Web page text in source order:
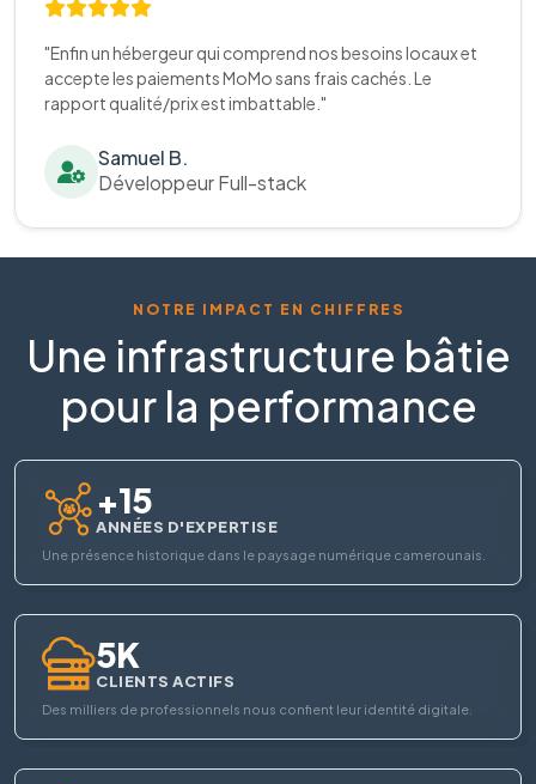
"Enfin un hébergeur qui comprend nos besoins locaux et
accepte les paiements MoMo sans frais cachés. Le
rapport qualité/prix est imbattable."
Samuel B.
Développeur Full-stack
NOTRE IMPACT EN CHIFFRES
Une infrastructure bâtie
pour la performance
+15
ANNÉES D'EXPERTISE
Une présence historique dans le paysage numérique camerounais.
5K
CLIENTS ACTIFS
Des milliers de professionnels nous confient leur identité digitale.